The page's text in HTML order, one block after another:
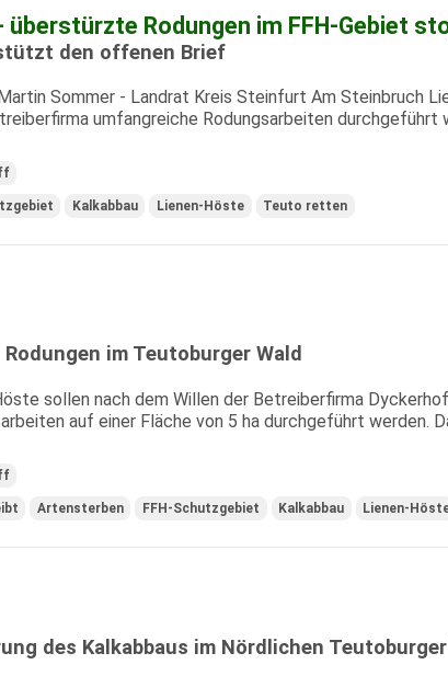
Rodungen im FFH-Gebiet
den offenen Brief
Sommer - Landrat Kreis Steinfurt Am Steinbruch
umfangreiche Rodungsarbeiten durchgeführt
Kalkabbau Lienen-Höste Teuto retten
im Teutoburger Wald
sollen nach dem Willen der Betreiberfirma
auf einer Fläche von 5 ha durchgeführt werden.
Artensterben FFH-Schutzgebiet Kalkabbau Lienen-
des Kalkabbaus im Nördlichen